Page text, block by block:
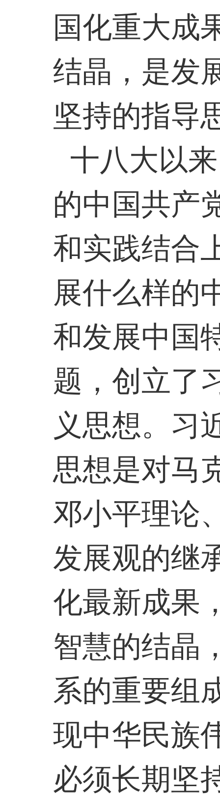
国化重大成
结晶，是发
坚持的指导
十八大以
的中国共产
和实践结合
展什么样的
和发展中国
题，创立了
义思想。习
思想是对马
邓小平理论
发展观的继
化最新成果
智慧的结晶
系的重要组
现中华民族
必须长期坚